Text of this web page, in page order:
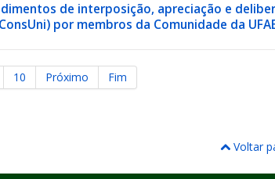
de interposição, apreciação e
por membros da Comunidade da
10 Próximo Fim
Voltar